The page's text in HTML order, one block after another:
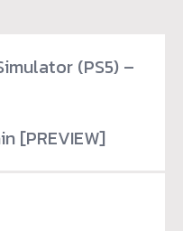
(PS5) –
[PREVIEW]